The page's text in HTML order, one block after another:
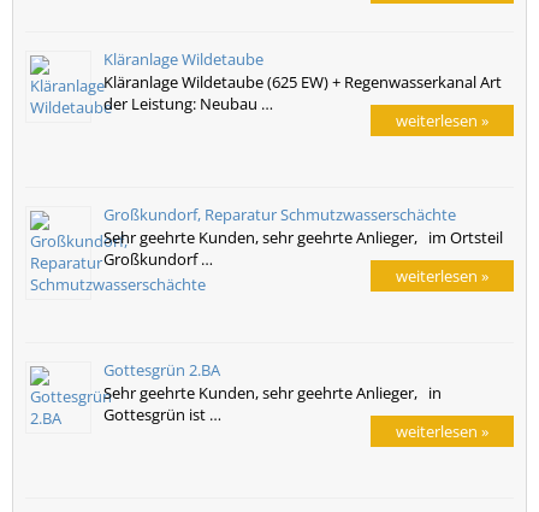
Kläranlage Wildetaube
Kläranlage Wildetaube (625 EW) + Regenwasserkanal Art
der Leistung: Neubau …
weiterlesen »
Großkundorf, Reparatur Schmutzwasserschächte
Sehr geehrte Kunden, sehr geehrte Anlieger, im Ortsteil
Großkundorf …
weiterlesen »
Gottesgrün 2.BA
Sehr geehrte Kunden, sehr geehrte Anlieger, in
Gottesgrün ist …
weiterlesen »